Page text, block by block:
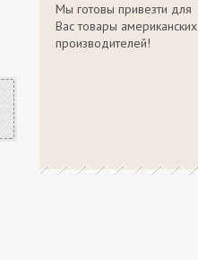
Мы готовы привезти для
Вас товары американских
производителей!